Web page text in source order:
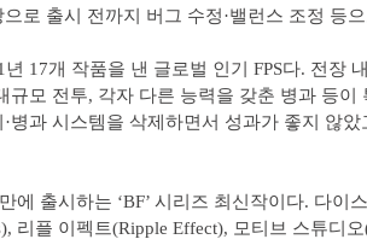
로 출시 전까지 버그 수정·밸런스 조정 등
년 17개 작품을 낸 글로벌 인기 FPS다. 전장
규모 전투, 각자 다른 능력을 갖춘 병과 등이
·병과 시스템을 삭제하면서 성과가 좋지 않았
에 출시하는 ‘BF’ 시리즈 최신작이다. 다이
리플 이펙트(Ripple Effect), 모티브 스튜디